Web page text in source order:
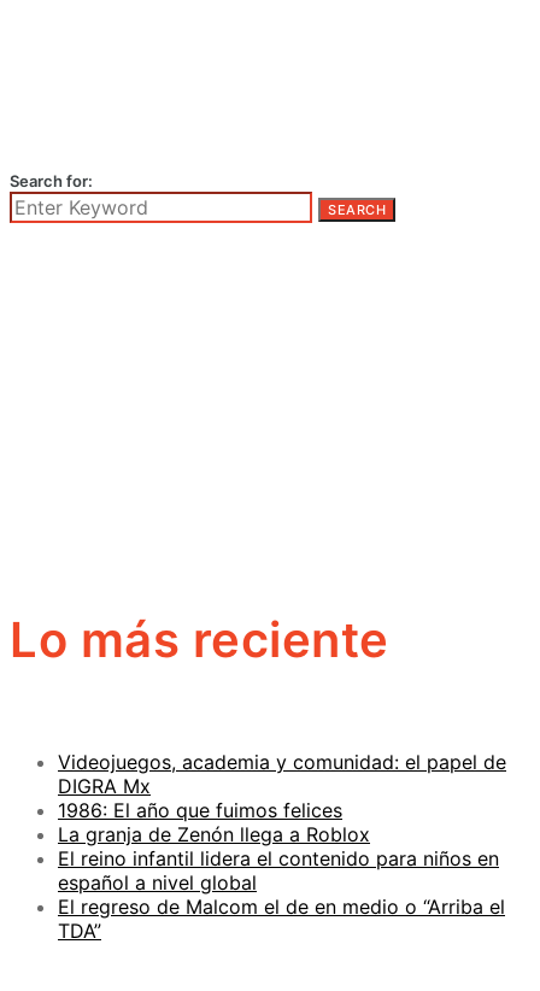
Search for:
SEARCH
Lo más reciente
Videojuegos, academia y comunidad: el papel de
DIGRA Mx
1986: El año que fuimos felices
La granja de Zenón llega a Roblox
El reino infantil lidera el contenido para niños en
español a nivel global
El regreso de Malcom el de en medio o “Arriba el
TDA”